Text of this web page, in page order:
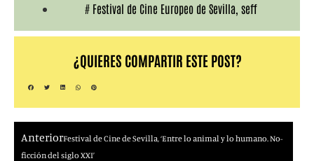
# Festival de Cine Europeo de Sevilla seff
¿QUIERES COMPARTIR ESTE POST?
AnteriorFestival de Cine de Sevilla, ‘Entre lo animal y lo humano. No-
ficción del siglo XXI’